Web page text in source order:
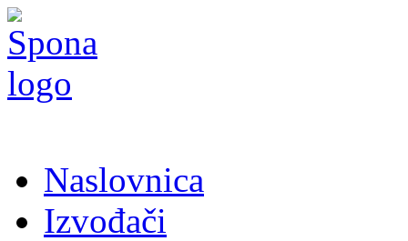
Naslovnica
Izvođači